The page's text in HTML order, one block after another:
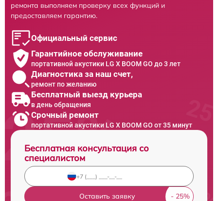
ремонта выполняем проверку всех функций и
предоставляем гарантию.
Официальный сервис
Гарантийное обслуживание
портативной акустики LG X BOOM GO до 3 лет
Диагностика за наш счет,
ремонт по желанию
Бесплатный выезд курьера
в день обращения
Срочный ремонт
портативной акустики LG X BOOM GO от 35 минут
Бесплатная консультация со
специалистом
Оставить заявку